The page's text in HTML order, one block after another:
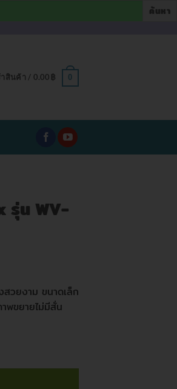
าสินค้า / 0.00 ฿ 0
รุ่น WV-
วยงาม ขนาดเล็ก
พขยายไม่มีสั่น